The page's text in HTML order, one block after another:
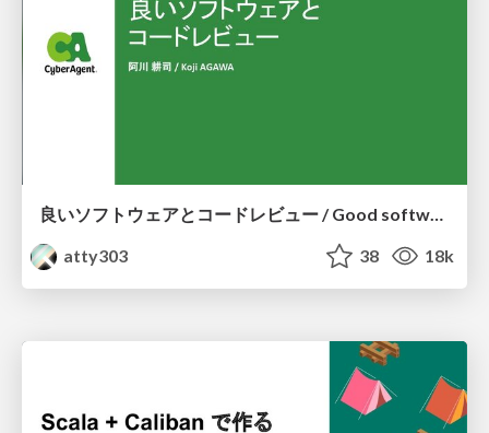
良いソフトウェアとコードレビュー / Good software and code review
atty303
38 18k